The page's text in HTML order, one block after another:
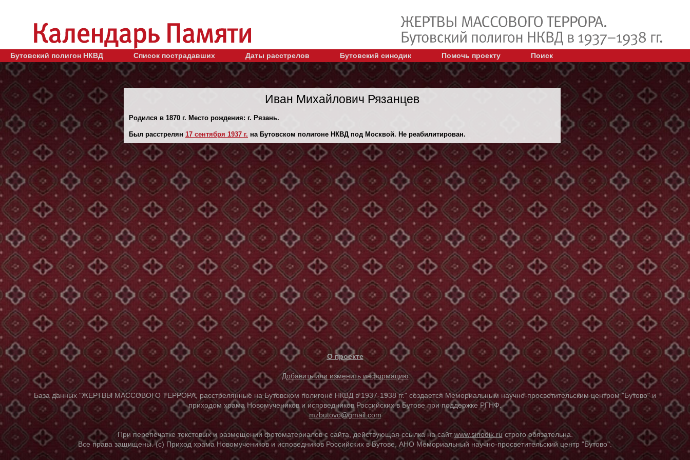
Бутовский полигон НКВД Список пострадавших Даты расстрелов Бутовский синодик Помочь проекту Поиск
Иван Михайлович Рязанцев
Родился в 1870 г. Место рождения: г. Рязань.
Был расстрелян 17 сентября 1937 г. на Бутовском полигоне НКВД под Москвой. Не реабилитирован.
О проекте
Добавить или изменить информацию
База данных "ЖЕРТВЫ МАССОВОГО ТЕРРОРА, расстрелянные на Бутовском полигоне НКВД в 1937-1938 гг." создается Мемориальным научно-просветительским центром "Бутово" и
приходом храма Новомучеников и исповедников Российских в Бутове при поддержке РГНФ.
mzbutovo@gmail.com
При перепечатке текстовых и размещении фотоматериалов с сайта, действующая ссылка на сайтwww.sinodik.ru строго обязательна.
Все права защищены. (с) Приход храма Новомучеников и исповедников Российских в Бутове, АНО Мемориальный научно-просветительский центр "Бутово".